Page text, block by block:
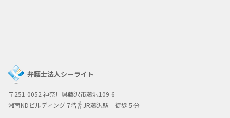
弁護士法人シーライト
〒251-0052 神奈川県藤沢市藤沢109-6
湘南NDビルディング 7階
JR藤沢駅 徒歩５分